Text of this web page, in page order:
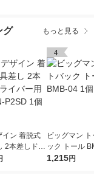
グ もっと見る
イン 着脱式
2本差しドラ
SFKSN-P2S
4
ビッグマン
ック トール
個
1,215円